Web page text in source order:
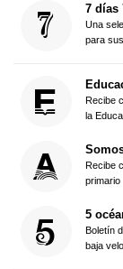
7 días
Una
para
Recibe
la
Recibe
primario
5
Boletín
baja